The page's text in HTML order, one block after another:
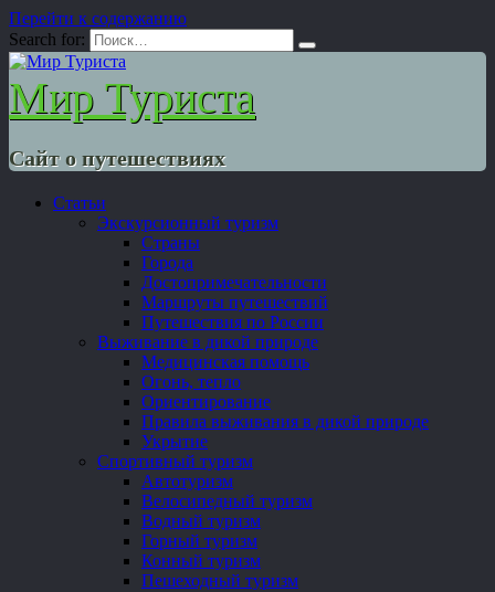
Перейти к содержанию
Search for:
Мир Туриста
Сайт о путешествиях
Статьи
Экскурсионный туризм
Страны
Города
Достопримечательности
Маршруты путешествий
Путешествия по России
Выживание в дикой природе
Медицинская помощь
Огонь, тепло
Ориентирование
Правила выживания в дикой природе
Укрытие
Спортивный туризм
Автотуризм
Велосипедный туризм
Водный туризм
Горный туризм
Конный туризм
Пешеходный туризм